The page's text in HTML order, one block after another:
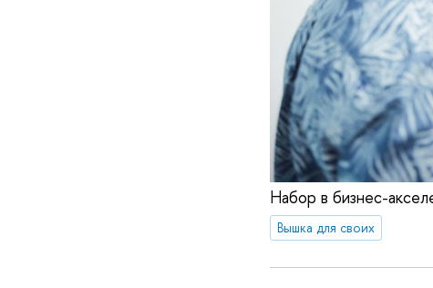
Набор в бизнес-
Вышка для своих